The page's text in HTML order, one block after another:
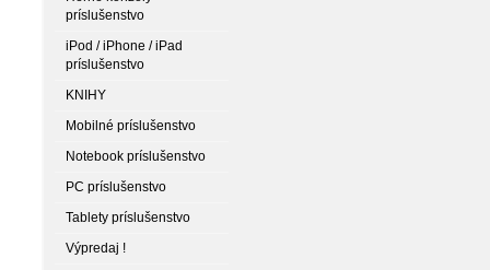
príslušenstvo
iPod / iPhone / iPad
príslušenstvo
KNIHY
Mobilné príslušenstvo
Notebook príslušenstvo
PC príslušenstvo
Tablety príslušenstvo
Výpredaj !